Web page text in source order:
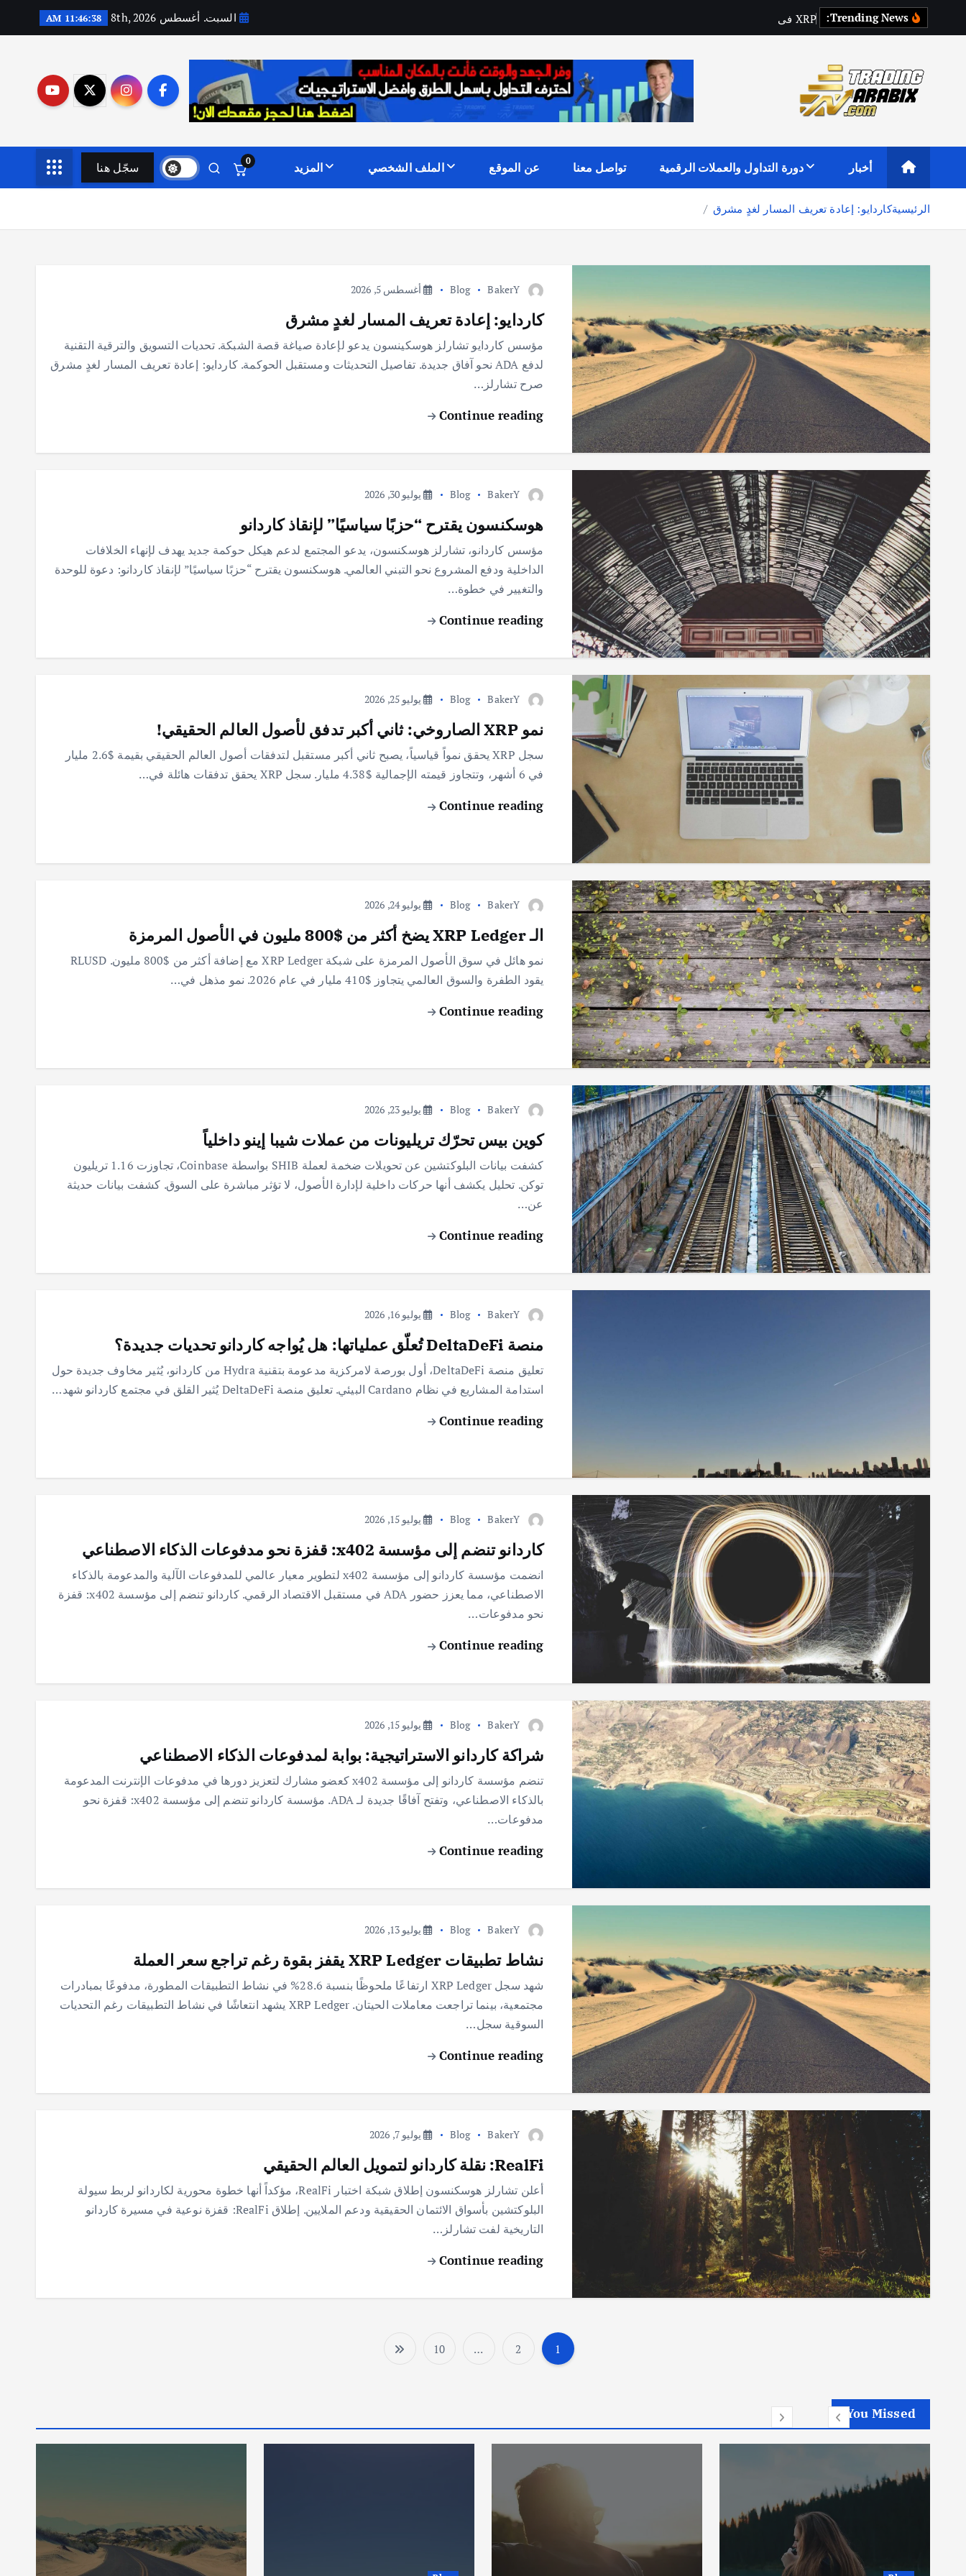
إ
XRP في السبت. أغسطس 8th, 2026 11:46:40 AM
أخبار دورة التداول والعملات الرقمية تواصل معنا عن الموقع الملف الشخصي المزيد 0 سجّل هنا
الرئيسيةكاردايو: إعادة تعريف المسار لغدٍ مشرق
BakerY
Blog أغسطس 5, 2026
كاردايو: إعادة تعريف المسار لغدٍ مشرق
مؤسس كاردايو تشارلز هوسكينسون يدعو لإعادة صياغة قصة الشبكة. تحديات التسويق والترقية التقنية
لدفع ADA نحو آفاق جديدة. تفاصيل التحديثات ومستقبل الحوكمة. كاردايو: إعادة تعريف المسار لغدٍ مشرق
صرح تشارلز…
Continue reading
BakerY
Blog يوليو 30, 2026
هوسكنسون يقترح “حزبًا سياسيًا” لإنقاذ كاردانو
مؤسس كاردانو، تشارلز هوسكنسون، يدعو المجتمع لدعم هيكل حوكمة جديد يهدف لإنهاء الخلافات
الداخلية ودفع المشروع نحو التبني العالمي. هوسكنسون يقترح “حزبًا سياسيًا” لإنقاذ كاردانو: دعوة للوحدة
والتغيير في خطوة…
Continue reading
BakerY
Blog يوليو 25, 2026
نمو XRP الصاروخي: ثاني أكبر تدفق لأصول العالم الحقيقي!
سجل XRP يحقق نمواً قياسياً، يصبح ثاني أكبر مستقبل لتدفقات أصول العالم الحقيقي بقيمة $2.6 مليار
في 6 أشهر، وتتجاوز قيمته الإجمالية $4.38 مليار. سجل XRP يحقق تدفقات هائلة في…
Continue reading
BakerY
Blog يوليو 24, 2026
الـ XRP Ledger يضخ أكثر من $800 مليون في الأصول المرمزة
نمو هائل في سوق الأصول المرمزة على شبكة XRP Ledger مع إضافة أكثر من $800 مليون. RLUSD
يقود الطفرة والسوق العالمي يتجاوز $410 مليار في عام 2026. نمو مذهل في…
Continue reading
BakerY
Blog يوليو 23, 2026
كوين بيس تحرّك تريليونات من عملات شيبا إينو داخلياً
كشفت بيانات البلوكتشين عن تحويلات ضخمة لعملة SHIB بواسطة Coinbase، تجاوزت 1.16 تريليون
توكن. تحليل يكشف أنها حركات داخلية لإدارة الأصول، لا تؤثر مباشرة على السوق. كشفت بيانات حديثة
عن…
Continue reading
BakerY
Blog يوليو 16, 2026
منصة DeltaDeFi تُعلّق عملياتها: هل يُواجه كاردانو تحديات جديدة؟
تعليق منصة DeltaDeFi، أول بورصة لامركزية مدعومة بتقنية Hydra من كاردانو، يُثير مخاوف جديدة حول
استدامة المشاريع في نظام Cardano البيئي. تعليق منصة DeltaDeFi يُثير القلق في مجتمع كاردانو شهد…
Continue reading
BakerY
Blog يوليو 15, 2026
كاردانو تنضم إلى مؤسسة x402: قفزة نحو مدفوعات الذكاء الاصطناعي
انضمت مؤسسة كاردانو إلى مؤسسة x402 لتطوير معيار عالمي للمدفوعات الآلية والمدعومة بالذكاء
الاصطناعي، مما يعزز حضور ADA في مستقبل الاقتصاد الرقمي. كاردانو تنضم إلى مؤسسة x402: قفزة
نحو مدفوعات…
Continue reading
BakerY
Blog يوليو 15, 2026
شراكة كاردانو الاستراتيجية: بوابة لمدفوعات الذكاء الاصطناعي
تنضم مؤسسة كاردانو إلى مؤسسة x402 كعضو مشارك لتعزيز دورها في مدفوعات الإنترنت المدعومة
بالذكاء الاصطناعي، وتفتح آفاقًا جديدة لـ ADA. مؤسسة كاردانو تنضم إلى مؤسسة x402: قفزة نحو
مدفوعات…
Continue reading
BakerY
Blog يوليو 13, 2026
نشاط تطبيقات XRP Ledger يقفز بقوة رغم تراجع سعر العملة
شهد سجل XRP Ledger ارتفاعًا ملحوظًا بنسبة 28.6% في نشاط التطبيقات المطورة، مدفوعًا بمبادرات
مجتمعية، بينما تراجعت معاملات الحيتان. XRP Ledger يشهد انتعاشًا في نشاط التطبيقات رغم التحديات
السوقية سجل…
Continue reading
BakerY
Blog يوليو 7, 2026
RealFi: نقلة كاردانو لتمويل العالم الحقيقي
أعلن تشارلز هوسكنسون إطلاق شبكة اختبار RealFi، مؤكداً أنها خطوة محورية لكاردانو لربط سيولة
البلوكتشين بأسواق الائتمان الحقيقية ودعم الملايين. إطلاق RealFi: قفزة نوعية في مسيرة كاردانو
التاريخية لفت تشارلز…
Continue reading
s
1
2
…
10
You Missed